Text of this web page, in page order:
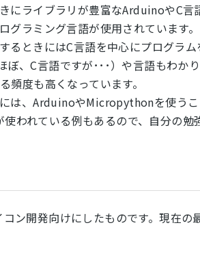
にライブラリが豊富なArduinoやC
グラミング言語が使用されています。
るときにはC言語を中心にプログラ
、C言語ですが･･･）や言語もわか
度も高くなっています。
は、ArduinoやMicropythonを使う
われている例もあるので、自分の
ン開発向けにしたものです。現在の